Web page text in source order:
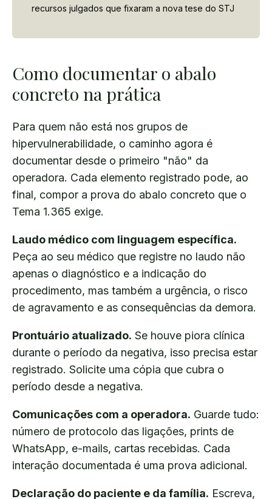
recursos julgados que fixaram a nova tese do STJ
Como documentar o abalo
concreto na prática
Para quem não está nos grupos de
hipervulnerabilidade, o caminho agora é
documentar desde o primeiro "não" da
operadora. Cada elemento registrado pode, ao
final, compor a prova do abalo concreto que o
Tema 1.365 exige.
Laudo médico com linguagem específica.
Peça ao seu médico que registre no laudo não
apenas o diagnóstico e a indicação do
procedimento, mas também a urgência, o risco
de agravamento e as consequências da demora.
Prontuário atualizado. Se houve piora clínica
durante o período da negativa, isso precisa estar
registrado. Solicite uma cópia que cubra o
período desde a negativa.
Comunicações com a operadora. Guarde tudo:
número de protocolo das ligações, prints de
WhatsApp, e-mails, cartas recebidas. Cada
interação documentada é uma prova adicional.
Declaração do paciente e da família. Escreva,